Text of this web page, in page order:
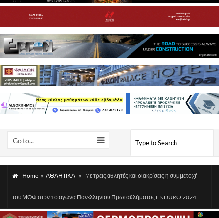
Go to...
Home » ΑΘΛΗΤΙΚΑ » Με τρεις αθλητές και διακρίσεις η συμμετοχή
του ΜΟΦ στον 1ο αγώνα Πανελληνίου Πρωταθλήματος ENDURO 2024